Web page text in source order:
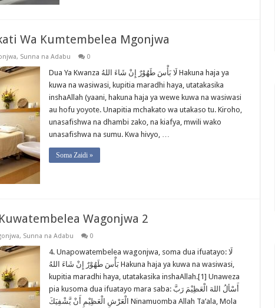
Wa Kumtembelea Mgonjwa
, Sunna na Adabu 0
Dua Ya Kwanza لَا بَأْسَ طَهُوْرٌ إِنْ شَاءَ اللهُ Hakuna haja ya
kuwa na wasiwasi, kupitia maradhi haya, utatakasika
inshaAllah (yaani, hakuna haja ya wewe kuwa na wasiwasi
au hofu yoyote. Unapitia mchakato wa utakaso tu. Kiroho,
unasafishwa na dhambi zako, na kiafya, mwili wako
unasafishwa na sumu. Kwa hivyo, …
Soma Zaidi »
Wagonjwa 2
, Sunna na Adabu 0
4. Unapowatembelea wagonjwa, soma dua ifuatayo: لَا
بَأْسَ طَهُوْرٌ إِنْ شَاءَ اللهُ Hakuna haja ya kuwa na wasiwasi,
kupitia maradhi haya, utatakasika inshaAllah.[1] Unaweza
pia kusoma dua ifuatayo mara saba: أَسْألُ اللهَ الْعَظِيْمَ رَبَّ
الْعَرْشِ الْعَظِيْمِ أَنْ يَّشْفِيَكَ Ninamuomba Allah Ta’ala, Mola